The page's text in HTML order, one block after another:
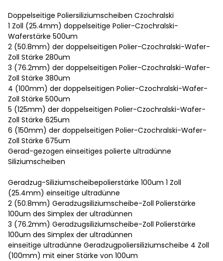
Doppelseitige Poliersiliziumscheiben Czochralski
1 Zoll (25.4mm) doppelseitige Polier-Czochralski-
Waferstärke 500um
2 (50.8mm) der doppelseitigen Polier-Czochralski-Wafer-
Zoll Stärke 280um
3 (76.2mm) der doppelseitigen Polier-Czochralski-Wafer-
Zoll Stärke 380um
4 (100mm) der doppelseitigen Polier-Czochralski-Wafer-
Zoll Stärke 500um
5 (125mm) der doppelseitigen Polier-Czochralski-Wafer-
Zoll Stärke 625um
6 (150mm) der doppelseitigen Polier-Czochralski-Wafer-
Zoll Stärke 675um
Gerad-gezogen einseitiges polierte ultradünne
Siliziumscheiben
Geradzug-Siliziumscheibepolierstärke 100um 1 Zoll
(25.4mm) einseitige ultradünne
2 (50.8mm) Geradzugsiliziumscheibe-Zoll Polierstärke
100um des Simplex der ultradünnen
3 (76.2mm) Geradzugsiliziumscheibe-Zoll Polierstärke
100um des Simplex der ultradünnen
einseitige ultradünne Geradzugpoliersiliziumscheibe 4 Zoll
(100mm) mit einer Stärke von 100um